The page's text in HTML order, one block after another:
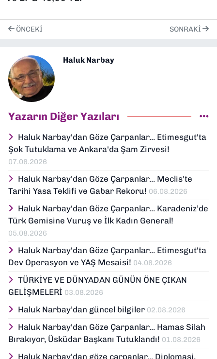
ÖNCEKI SONRAKI
Haluk Narbay
Yazarın Diğer Yazıları
Haluk Narbay'dan Göze Çarpanlar... Etimesgut'ta
Şok Tutuklama ve Ankara'da Şam Zirvesi!
07.08.2026
Haluk Narbay'dan Göze Çarpanlar... Meclis'te
Tarihi Yasa Teklifi ve Gabar Rekoru! 06.08.2026
Haluk Narbay'dan Göze Çarpanlar... Karadeniz’de
Türk Gemisine Vuruş ve İlk Kadın General!
05.08.2026
Haluk Narbay'dan Göze Çarpanlar... Etimesgut'ta
Dev Operasyon ve YAŞ Mesaisi! 04.08.2026
TÜRKİYE VE DÜNYADAN GÜNÜN ÖNE ÇIKAN
GELİŞMELERİ 03.08.2026
Haluk Narbay’dan güncel bilgiler 02.08.2026
Haluk Narbay'dan Göze Çarpanlar... Hamas Silah
Bırakıyor, Üsküdar Başkanı Tutuklandı! 01.08.2026
Haluk Narbay'dan göze çarpanlar... Diplomasi,